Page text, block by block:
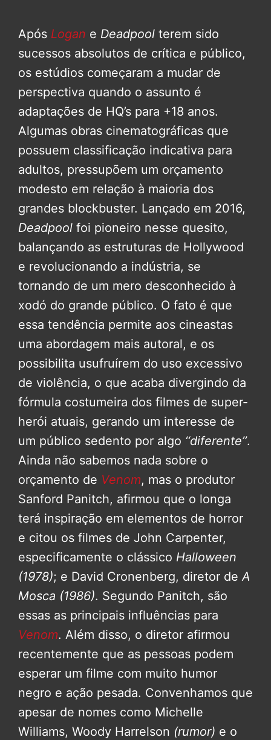
Após Logan e Deadpool terem sido
sucessos absolutos de crítica e público,
os estúdios começaram a mudar de
perspectiva quando o assunto é
adaptações de HQ’s para +18 anos.
Algumas obras cinematográficas que
possuem classificação indicativa para
adultos, pressupõem um orçamento
modesto em relação à maioria dos
grandes blockbuster. Lançado em 2016,
Deadpool foi pioneiro nesse quesito,
balançando as estruturas de Hollywood
e revolucionando a indústria, se
tornando de um mero desconhecido à
xodó do grande público. O fato é que
essa tendência permite aos cineastas
uma abordagem mais autoral, e os
possibilita usufruírem do uso excessivo
de violência, o que acaba divergindo da
fórmula costumeira dos filmes de super-
herói atuais, gerando um interesse de
um público sedento por algo ‘‘diferente’’.
Ainda não sabemos nada sobre o
orçamento de Venom, mas o produtor
Sanford Panitch, afirmou que o longa
terá inspiração em elementos de horror
e citou os filmes de John Carpenter,
especificamente o clássico Halloween
(1978); e David Cronenberg, diretor de A
Mosca (1986). Segundo Panitch, são
essas as principais influências para
Venom. Além disso, o diretor afirmou
recentemente que as pessoas podem
esperar um filme com muito humor
negro e ação pesada. Convenhamos que
apesar de nomes como Michelle
Williams, Woody Harrelson (rumor) e o